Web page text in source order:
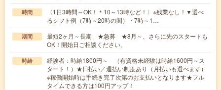
時間
〈1日3時間～OK！＊10～13時など！〉※残業なし！▼選べ
るシフト例（7時～20時の間）・7時～1…
期間
最短2ヶ月～長期 ★急募 ★8月～、さらに先のスタートも
OK！開始日ご相談ください。
時給
経験者：時給1800円～ （有資格未経験は時給1600円～ス
タート！）★日払い／週払い制度あり（月払いも選べます）
※稼働開始時は手続き完了次第のお支払いとなります★フル
タイムできる方は100円アップ！